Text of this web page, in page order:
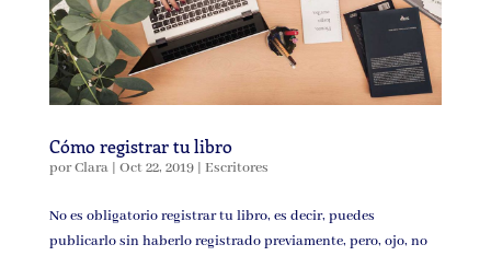
Cómo registrar tu libro
porClara| Oct 22, 2019| Escritores
No es obligatorio registrar tu libro, es decir, puedes
publicarlo sin haberlo registrado previamente, pero, ojo, no